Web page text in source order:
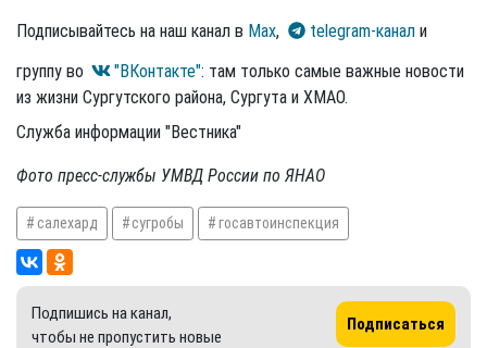
Подписывайтесь на наш канал в Max, telegram-канал и
группу во
"ВКонтакте": там только самые важные новости
из жизни Сургутского района, Сургута и ХМАО.
Служба информации "Вестника"
Фото пресс-службы УМВД России по ЯНАО
салехард сугробы госавтоинспекция
Подпишись на канал,
чтобы не пропустить новые
Подписаться